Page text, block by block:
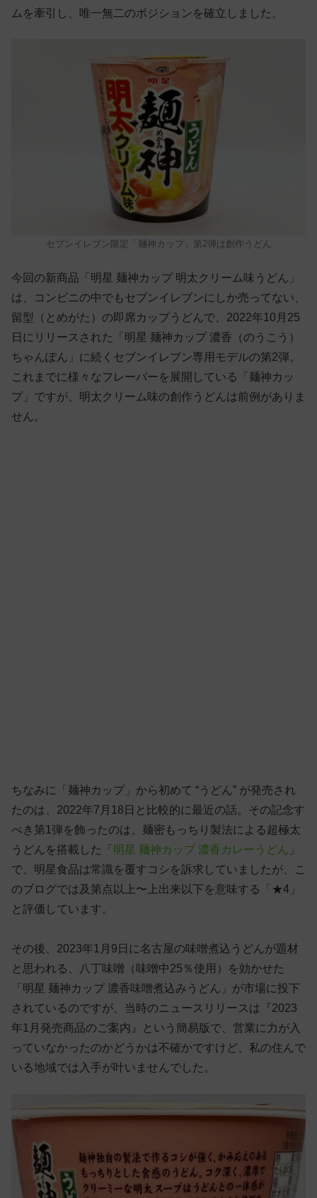
ムを牽引し、唯一無二のポジションを確立しました。
セブンイレブン限定「麺神カップ」第2弾は創作うどん
今回の新商品「明星 麺神カップ 明太クリーム味うどん」
は、コンビニの中でもセブンイレブンにしか売ってない、
留型（とめがた）の即席カップうどんで、2022年10月25
日にリリースされた「明星 麺神カップ 濃香（のうこう）
ちゃんぽん」に続くセブンイレブン専用モデルの第2弾。
これまでに様々なフレーバーを展開している「麺神カッ
プ」ですが、明太クリーム味の創作うどんは前例がありま
せん。
ちなみに「麺神カップ」から初めて “うどん” が発売され
たのは、2022年7月18日と比較的に最近の話。その記念す
べき第1弾を飾ったのは、麺密もっちり製法による超極太
うどんを搭載した「 明星 麺神カップ 濃香カレーうどん 」
で、明星食品は常識を覆すコシを訴求していましたが、こ
のブログでは及第点以上〜上出来以下を意味する「★4」
と評価しています。
その後、2023年1月9日に名古屋の味噌煮込うどんが題材
と思われる、八丁味噌（味噌中25％使用）を効かせた
「明星 麺神カップ 濃香味噌煮込みうどん」が市場に投下
されているのですが、当時のニュースリリースは『2023
年1月発売商品のご案内』という簡易版で、営業に力が入
っていなかったのかどうかは不確かですけど、私の住んで
いる地域では入手が叶いませんでした。